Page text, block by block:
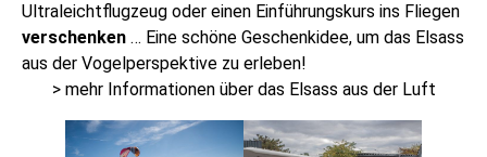
Ultraleichtflugzeug oder einen Einführungskurs ins Fliegen
verschenken … Eine schöne Geschenkidee, um das Elsass
aus der Vogelperspektive zu erleben!
> mehr Informationen über das Elsass aus der Luft